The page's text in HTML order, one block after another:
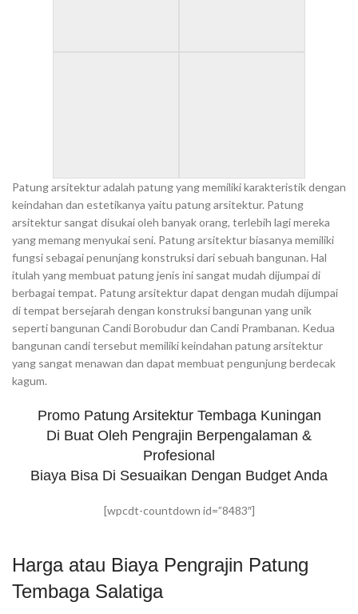
Patung arsitektur adalah patung yang memiliki karakteristik dengan
keindahan dan estetikanya yaitu patung arsitektur. Patung
arsitektur sangat disukai oleh banyak orang, terlebih lagi mereka
yang memang menyukai seni. Patung arsitektur biasanya memiliki
fungsi sebagai penunjang konstruksi dari sebuah bangunan. Hal
itulah yang membuat patung jenis ini sangat mudah dijumpai di
berbagai tempat. Patung arsitektur dapat dengan mudah dijumpai
di tempat bersejarah dengan konstruksi bangunan yang unik
seperti bangunan Candi Borobudur dan Candi Prambanan. Kedua
bangunan candi tersebut memiliki keindahan patung arsitektur
yang sangat menawan dan dapat membuat pengunjung berdecak
kagum.
Promo Patung Arsitektur Tembaga Kuningan
Di Buat Oleh Pengrajin Berpengalaman &
Profesional
Biaya Bisa Di Sesuaikan Dengan Budget Anda
[wpcdt-countdown id=”8483″]
Harga atau Biaya Pengrajin Patung
Tembaga Salatiga